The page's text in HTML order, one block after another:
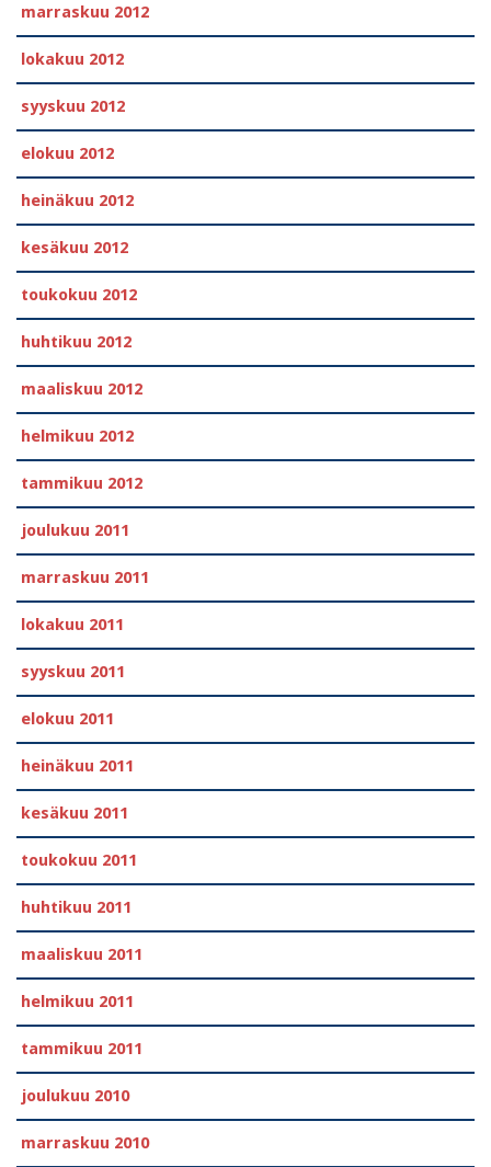
marraskuu 2012
lokakuu 2012
syyskuu 2012
elokuu 2012
heinäkuu 2012
kesäkuu 2012
toukokuu 2012
huhtikuu 2012
maaliskuu 2012
helmikuu 2012
tammikuu 2012
joulukuu 2011
marraskuu 2011
lokakuu 2011
syyskuu 2011
elokuu 2011
heinäkuu 2011
kesäkuu 2011
toukokuu 2011
huhtikuu 2011
maaliskuu 2011
helmikuu 2011
tammikuu 2011
joulukuu 2010
marraskuu 2010